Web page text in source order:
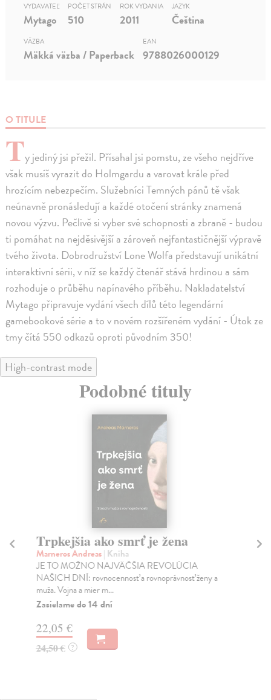
O TITULE
Ty jediný jsi přežil. Přísahal jsi pomstu, ze všeho nejdříve
však musíš vyrazit do Holmgardu a varovat krále před
hrozícím nebezpečím. Služebníci Temných pánů tě však
neúnavně pronásledují a každé otočení stránky znamená
novou výzvu. Pečlivě si vyber své schopnosti a zbraně - budou
ti pomáhat na nejděsivější a zároveň nejfantastičnější výpravě
tvého života. Dobrodružství Lone Wolfa představují unikátní
interaktivní sérii, v níž se každý čtenář stává hrdinou a sám
rozhoduje o průběhu napínavého příběhu. Nakladatelství
Mytago připravuje vydání všech dílů této legendární
gamebookové série a to v novém rozšířeném vydání - Útok ze
tmy čítá 550 odkazů oproti původním 350!
VYDAVATEĽ
Mytago
POČET STRÁN
510
ROK VYDANIA
2011
JAZYK
Čeština
VÄZBA
Mäkká väzba / Paperback
EAN
9788026000129
High-contrast mode
Podobné tituly
Trpkejšia ako smrť je žena
Marneros Andreas| Kniha
JE TO MOŽNO NAJVÄČŠIA REVOLÚCIA
NAŠICH DNÍ: rovnocennosť a rovnoprávnosť ženy a
muža. Vojna a mier m...
Zasielame do 14 dní
22,05 €
24,50 € ?